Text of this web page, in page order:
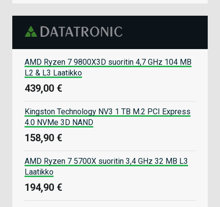
AMD Ryzen 7 9800X3D suoritin 4,7 GHz 104 MB
L2 & L3 Laatikko
439,00 €
Kingston Technology NV3 1 TB M.2 PCI Express
4.0 NVMe 3D NAND
158,90 €
AMD Ryzen 7 5700X suoritin 3,4 GHz 32 MB L3
Laatikko
194,90 €